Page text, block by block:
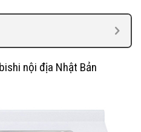
nội địa Nhật Bản